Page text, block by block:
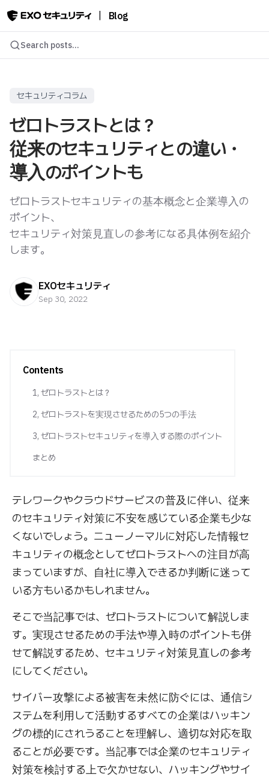
Blog
Search posts...
セキュリティコラム
ゼロトラストとは？
従来のセキュリティとの違い・
導入のポイントも
ゼロトラストセキュリティの基本概念と企業導入の
ポイント、
セキュリティ対策見直しの参考になる具体例を紹介
します。
EXOセキュリティ
Sep 30, 2022
Contents
1, ゼロトラストとは？
2, ゼロトラストを実現させるための5つの手法
3, ゼロトラストセキュリティを導入する際のポイント
まとめ
テレワークやクラウドサービスの普及に伴い、従来
のセキュリティ対策に不安を感じている企業も少な
くないでしょう。ニューノーマルに対応した情報セ
キュリティの概念としてゼロトラストへの注目が高
まっていますが、自社に導入できるか判断に迷って
いる方もいるかもしれません。
そこで当記事では、ゼロトラストについて解説しま
す。実現させるための手法や導入時のポイントも併
せて解説するため、セキュリティ対策見直しの参考
にしてください。
サイバー攻撃による被害を未然に防ぐには、通信シ
ステムを利用して活動するすべての企業はハッキン
グの標的にされうることを理解し、適切な対応を取
ることが必要です。当記事では企業のセキュリティ
対策を検討する上で欠かせない、ハッキングやサイ